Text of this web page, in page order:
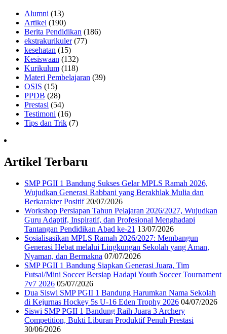
Alumni (13)
Artikel (190)
Berita Pendidikan (186)
ekstrakurikuler(77)
kesehatan (15)
Kesiswaan (132)
Kurikulum (118)
Materi Pembelajaran (39)
OSIS (15)
PPDB (28)
Prestasi (54)
Testimoni (16)
Tips dan Trik (7)
Artikel Terbaru
SMP PGII 1 Bandung Sukses Gelar MPLS Ramah 2026,
Wujudkan Generasi Rabbani yang Berakhlak Mulia dan
Berkarakter Positif 20/07/2026
Workshop Persiapan Tahun Pelajaran 2026/2027, Wujudkan
Guru Adaptif, Inspiratif, dan Profesional Menghadapi
Tantangan Pendidikan Abad ke-21 13/07/2026
Sosialisasikan MPLS Ramah 2026/2027: Membangun
Generasi Hebat melalui Lingkungan Sekolah yang Aman,
Nyaman, dan Bermakna 07/07/2026
SMP PGII 1 Bandung Siapkan Generasi Juara, Tim
Futsal/Mini Soccer Bersiap Hadapi Youth Soccer Tournament
7v7 2026 05/07/2026
Dua Siswi SMP PGII 1 Bandung Harumkan Nama Sekolah
di Kejurnas Hockey 5s U-16 Eden Trophy 2026 04/07/2026
Siswi SMP PGII 1 Bandung Raih Juara 3 Archery
Competition, Bukti Liburan Produktif Penuh Prestasi
30/06/2026